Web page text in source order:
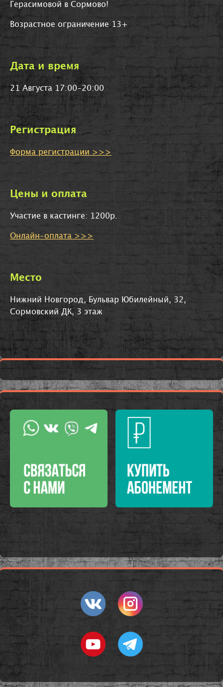
Герасимовой в Сормово!
Возрастное ограничение 13+
Дата и время
21 Августа 17:00-20:00
Регистрация
Форма регистрации >>>
Цены и оплата
Участие в кастинге: 1200р.
Онлайн-оплата >>>
Место
Нижний Новгород, Бульвар Юбилейный, 32,
Сормовский ДК, 3 этаж